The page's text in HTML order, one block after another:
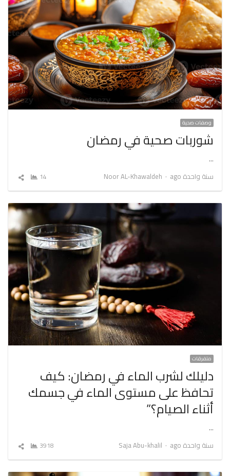
وصفات صحية
شوربات صحية في رمضان
…
سنة واحدة ago
Author
Noor AL-Khawaldeh
14
شارك
متفرقات
دليلك لشرب الماء في رمضان: كيف
تحافظ على مستوى الماء في جسمك
أثناء الصيام؟”
…
سنة واحدة ago
Author
Saja Abu-khalil
3918
شارك